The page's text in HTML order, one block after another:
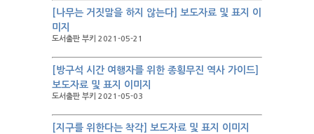
[나무는 거짓말을 하지 않는다] 보도자료 및 표지 이
미지
도서출판 부키 2021-05-21
[방구석 시간 여행자를 위한 종횡무진 역사 가이드]
보도자료 및 표지 이미지
도서출판 부키 2021-05-03
[지구를 위한다는 착각] 보도자료 및 표지 이미지